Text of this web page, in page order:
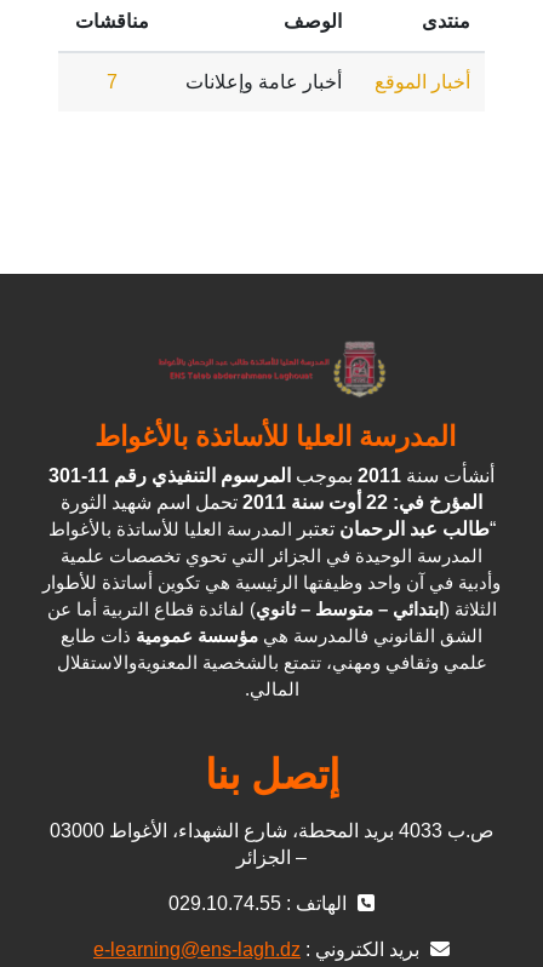
منتدى الوصف مناقشات
أخبار الموقع أخبار عامة وإعلانات 7
المدرسة العليا للأساتذة بالأغواط
أنشأت سنة 2011 بموجب
المرسوم التنفيذي رقم 11-301
المؤرخ في: 22 أوت سنة 2011
تحمل اسم شهيد الثورة
“طالب عبد الرحمان تعتبر المدرسة العليا للأساتذة بالأغواط
المدرسة الوحيدة في الجزائر التي تحوي تخصصات علمية
وأدبية في آن واحد وظيفتها الرئيسية هي تكوين أساتذة للأطوار
الثلاثة ( ابتدائي – متوسط – ثانوي) لفائدة قطاع التربية أما عن
الشق القانوني فالمدرسة هي مؤسسة عمومية ذات طابع
علمي وثقافي ومهني، تتمتع بالشخصية المعنويةوالاستقلال
المالي.
إتصل بنا
ص.ب 4033 بريد المحطة، شارع الشهداء، الأغواط 03000
– الجزائر
الهاتف : 029.10.74.55
بريد الكتروني : e-learning@ens-lagh.dz